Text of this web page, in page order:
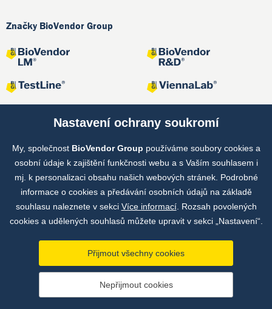
Značky BioVendor Group
Společné projekty
Copyright © by BioVendor Group 2026
Nastavení ochrany soukromí
My, společnost BioVendor Group používáme soubory cookies a
osobní údaje k zajištění funkčnosti webu a s Vaším souhlasem i
mj. k personalizaci obsahu našich webových stránek. Podrobné
informace o cookies a předávání osobních údajů na základě
souhlasu naleznete v sekci Více informací. Rozsah povolených
cookies a udělených souhlasů můžete upravit v sekci „Nastavení“.
Přijmout všechny cookies
Nepřijmout cookies